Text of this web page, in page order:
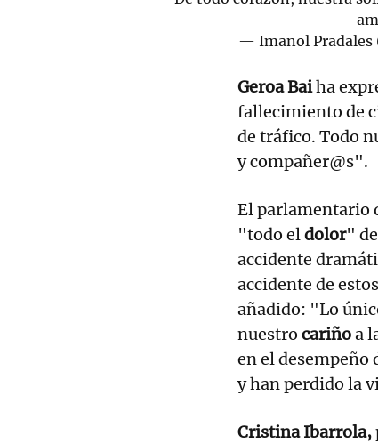
— Imanol Pradales
Geroa Baiha
fallecimiento de
de tráfico. Todo
y compañer@s".
El parlamentario
"todo eldolor"
accidente
accidente de
añadido: "Lo
nuestro cariñoa
en el
y han perdido la
Cristina Ibarrola,